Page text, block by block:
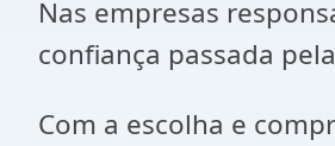
Nas empresas
confiança passada
Com a escolha e